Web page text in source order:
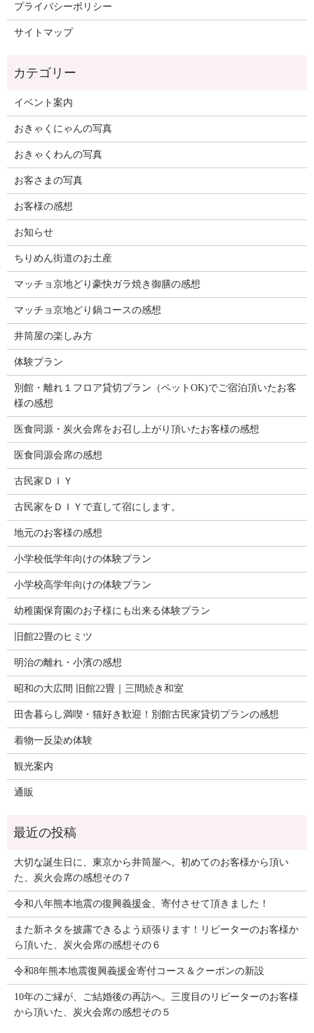
プライバシーポリシー
サイトマップ
イベント案内
おきゃくにゃんの写真
おきゃくわんの写真
お客さまの写真
お客様の感想
お知らせ
ちりめん街道のお土産
マッチョ京地どり豪快ガラ焼き御膳の感想
マッチョ京地どり鍋コースの感想
井筒屋の楽しみ方
体験プラン
別館・離れ１フロア貸切プラン（ペットOK)でご宿泊頂いたお客
様の感想
医食同源・炭火会席をお召し上がり頂いたお客様の感想
医食同源会席の感想
古民家ＤＩＹ
古民家をＤＩＹで直して宿にします。
地元のお客様の感想
小学校低学年向けの体験プラン
小学校高学年向けの体験プラン
幼稚園保育園のお子様にも出来る体験プラン
旧館22畳のヒミツ
明治の離れ・小濱の感想
昭和の大広間 旧館22畳｜三間続き和室
田舎暮らし満喫・猫好き歓迎！別館古民家貸切プランの感想
着物一反染め体験
観光案内
通販
大切な誕生日に、東京から井筒屋へ。初めてのお客様から頂い
た、炭火会席の感想その７
令和八年熊本地震の復興義援金、寄付させて頂きました！
また新ネタを披露できるよう頑張ります！リピーターのお客様か
ら頂いた、炭火会席の感想その６
令和8年熊本地震復興義援金寄付コース＆クーポンの新設
10年のご縁が、ご結婚後の再訪へ。三度目のリピーターのお客様
から頂いた、炭火会席の感想その５